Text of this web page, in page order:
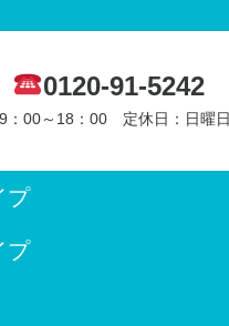
0120-91-5242
00～18：00 定休日：日曜日
プ
プ